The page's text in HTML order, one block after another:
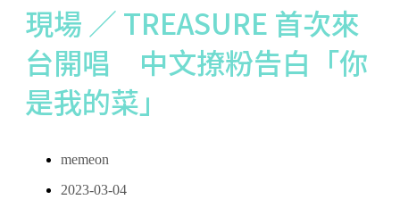
現場 ／ TREASURE 首次來
台開唱 中文撩粉告白「你
是我的菜」
memeon
2023-03-04